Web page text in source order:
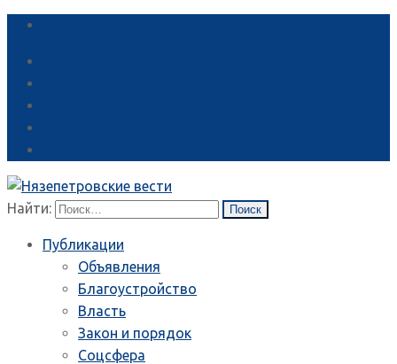
Найти:
Публикации
Объявления
Благоустройство
Власть
Закон и порядок
Соцсфера